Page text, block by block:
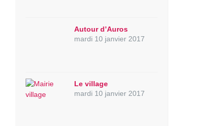
Autour d’Auros
mardi 10 janvier 2017
Le village
mardi 10 janvier 2017